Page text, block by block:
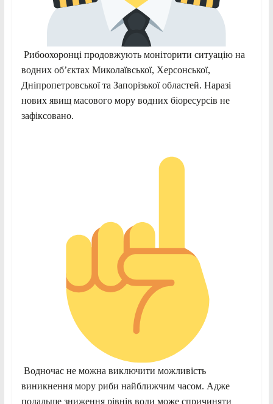
Рибоохоронці продовжують моніторити ситуацію на
водних об’єктах Миколаївської, Херсонської,
Дніпропетровської та Запорізької областей. Наразі
нових явищ масового мору водних біоресурсів не
зафіксовано.
Водночас не можна виключити можливість
виникнення мору риби найближчим часом. Адже
подальше зниження рівнів води може спричиняти